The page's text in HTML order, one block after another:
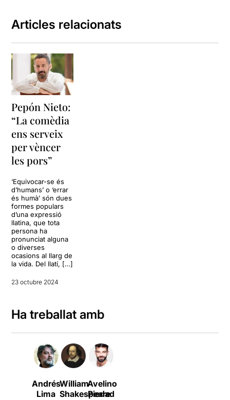
Articles relacionats
Pepón Nieto:
“La comèdia
ens serveix
per vèncer
les pors”
‘Equivocar-se és
d’humans’ o ‘errar
és humà’ són dues
formes populars
d’una expressió
llatina, que tota
persona ha
pronunciat alguna
o diverses
ocasions al llarg de
la vida. Del llatí, […]
23 octubre 2024
Ha treballat amb
Andrés
Lima
William
Shakespeare
Avelino
Piedad